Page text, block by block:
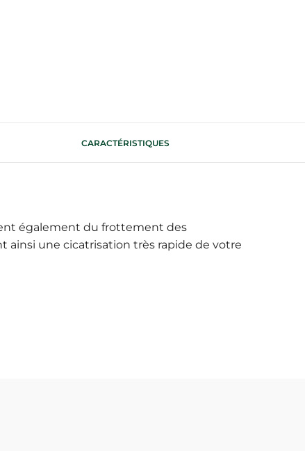
CARACTÉRISTIQUES
également du frottement des
ainsi une cicatrisation très rapide de votre